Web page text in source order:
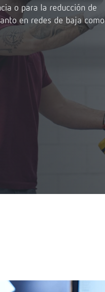
o para la reducción de
en redes de baja como